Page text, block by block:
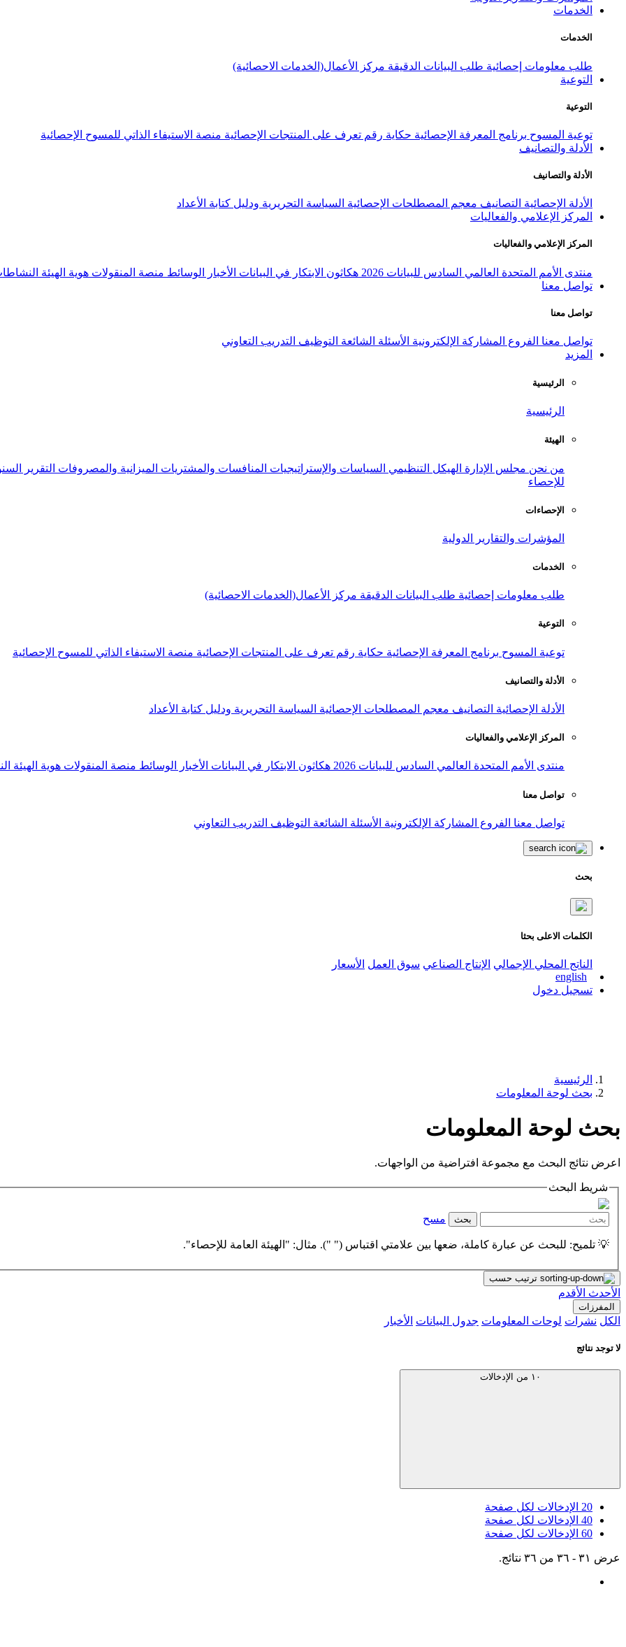
الخدمات
الخدمات
طلب معلومات إحصائية طلب البيانات الدقيقة مركز الأعمال(الخدمات الاحصائية)
التوعية
التوعية
توعية المسوح برنامج المعرفة الإحصائية حكاية رقم تعرف على المنتجات الإحصائية منصة الاستيفاء الذاتي للمسوح الإحصائية
الأدلة والتصانيف
الأدلة والتصانيف
الأدلة الإحصائية التصانيف معجم المصطلحات الإحصائية السياسة التحريرية ودليل كتابة الأعداد
المركز الإعلامي والفعاليات
المركز الإعلامي والفعاليات
منتدى الأمم المتحدة العالمي السادس للبيانات 2026 هكاثون الابتكار في البيانات الأخبار الوسائط منصة المنقولات هوية الهيئة
تواصل معنا
تواصل معنا
تواصل معنا الفروع المشاركة الإلكترونية الأسئلة الشائعة التوظيف التدريب التعاوني
المزيد
الرئيسية
الرئيسية
الهيئة
من نحن مجلس الإدارة الهيكل التنظيمي السياسات والإستراتيجيات المنافسات والمشتريات الميزانية والمصروفات التقرير
للإحصاء
الإحصاءات
المؤشرات والتقارير الدولية
الخدمات
طلب معلومات إحصائية طلب البيانات الدقيقة مركز الأعمال(الخدمات الاحصائية)
التوعية
توعية المسوح برنامج المعرفة الإحصائية حكاية رقم تعرف على المنتجات الإحصائية منصة الاستيفاء الذاتي للمسوح الإحصائية
الأدلة والتصانيف
الأدلة الإحصائية التصانيف معجم المصطلحات الإحصائية السياسة التحريرية ودليل كتابة الأعداد
المركز الإعلامي والفعاليات
منتدى الأمم المتحدة العالمي السادس للبيانات 2026 هكاثون الابتكار في البيانات الأخبار الوسائط منصة المنقولات هوية الهيئة
تواصل معنا
تواصل معنا الفروع المشاركة الإلكترونية الأسئلة الشائعة التوظيف التدريب التعاوني
بحث
الكلمات الاعلى بحثا
الناتج المحلي الإجمالي الإنتاج الصناعي سوق العمل الأسعار
english
تسجيل دخول
الرئيسية
بحث لوحة المعلومات
بحث لوحة المعلومات
اعرض نتائج البحث مع مجموعة افتراضية من الواجهات.
شريط البحث
بحث مسح
💡 تلميح: للبحث عن عبارة كاملة، ضعها بين علامتي اقتباس (" "). مثال: "الهيئة العامة للإحصاء".
ترتيب حسب
الأحدث الأقدم
المفرزات
الكل نشرات لوحات المعلومات جدول البيانات الأخبار
لا توجد نتائج
١٠ من الإدخالات
20 الإدخالات لكل صفحة
40 الإدخالات لكل صفحة
60 الإدخالات لكل صفحة
عرض ٣١ - ٣٦ من ٣٦ نتائج.